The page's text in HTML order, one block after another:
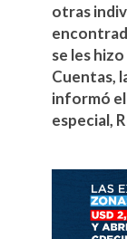
otras
se les
Cuentas,
informó
especial,